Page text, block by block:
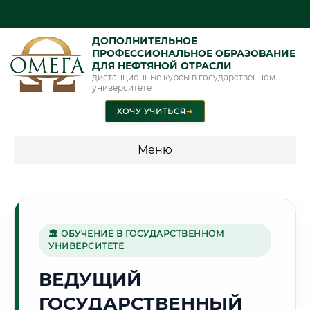
ДОПОЛНИТЕЛЬНОЕ
ПРОФЕССИОНАЛЬНОЕ ОБРАЗОВАНИЕ
ДЛЯ НЕФТЯНОЙ ОТРАСЛИ
дистанционные курсы в государственном
университете
ХОЧУ УЧИТЬСЯ➜
Меню
Г. ТАШКЕНТ
🏛 ОБУЧЕНИЕ В ГОСУДАРСТВЕННОМ
УНИВЕРСИТЕТЕ
ВЕДУЩИЙ
ГОСУДАРСТВЕННЫЙ